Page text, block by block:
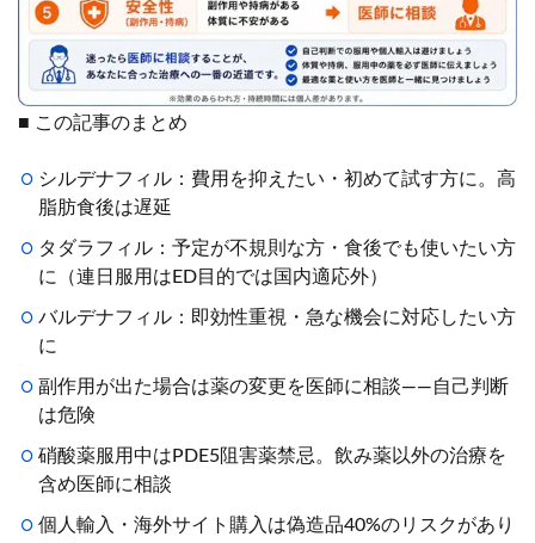
■ この記事のまとめ
シルデナフィル：費用を抑えたい・初めて試す方に。高
脂肪食後は遅延
タダラフィル：予定が不規則な方・食後でも使いたい方
に（連日服用はED目的では国内適応外）
バルデナフィル：即効性重視・急な機会に対応したい方
に
副作用が出た場合は薬の変更を医師に相談——自己判断
は危険
硝酸薬服用中はPDE5阻害薬禁忌。飲み薬以外の治療を
含め医師に相談
個人輸入・海外サイト購入は偽造品40%のリスクがあり